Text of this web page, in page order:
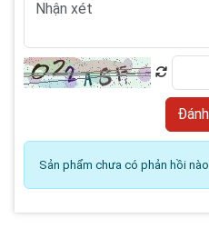
Sản phẩm chưa có phản hồi nào